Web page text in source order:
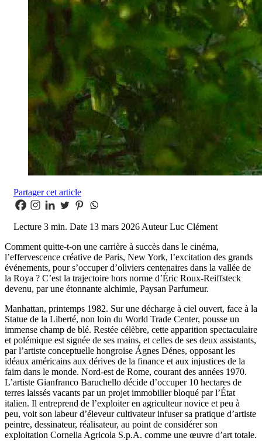
Partager cet article
Lecture 3 min. Date 13 mars 2026 Auteur Luc Clément
Comment quitte-t-on une carrière à succès dans le cinéma,
l’effervescence créative de Paris, New York, l’excitation des grands
événements, pour s’occuper d’oliviers centenaires dans la vallée de
la Roya ? C’est la trajectoire hors norme d’Éric Roux-Reiffsteck
devenu, par une étonnante alchimie, Paysan Parfumeur.
Manhattan, printemps 1982. Sur une décharge à ciel ouvert, face à la
Statue de la Liberté, non loin du World Trade Center, pousse un
immense champ de blé. Restée célèbre, cette apparition spectaculaire
et polémique est signée de ses mains, et celles de ses deux assistants,
par l’artiste conceptuelle hongroise Ágnes Dénes, opposant les
idéaux américains aux dérives de la finance et aux injustices de la
faim dans le monde. Nord-est de Rome, courant des années 1970.
L’artiste Gianfranco Baruchello décide d’occuper 10 hectares de
terres laissés vacants par un projet immobilier bloqué par l’État
italien. Il entreprend de l’exploiter en agriculteur novice et peu à
peu, voit son labeur d’éleveur cultivateur infuser sa pratique d’artiste
peintre, dessinateur, réalisateur, au point de considérer son
exploitation Cornelia Agricola S.p.A. comme une œuvre d’art totale.